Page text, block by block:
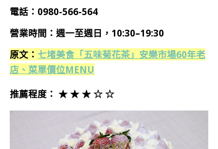
電話： 0980-566-564
營業時間： 週一至週日 ，10:30–19:30
原文： 七堵美食「五味菊花茶」安樂市場60年老
店、菜單價位MENU
推薦程度： ★ ★ ★ ☆ ☆